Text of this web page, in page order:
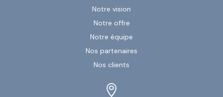
Notre vision
Notre offre
Notre équipe
Nos partenaires
Nos clients
